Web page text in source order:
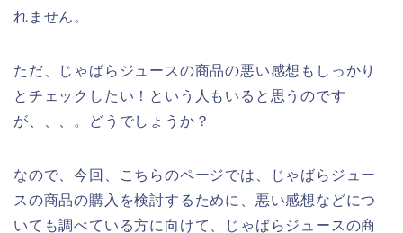
れません。
ただ、じゃばらジュースの商品の悪い感想もしっかり
とチェックしたい！という人もいると思うのです
が、、、。どうでしょうか？
なので、今回、こちらのページでは、じゃばらジュー
スの商品の購入を検討するために、悪い感想などにつ
いても調べている方に向けて、じゃばらジュースの商